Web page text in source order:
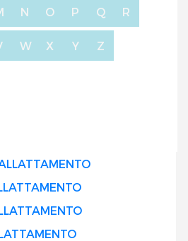
N O P Q R
W X Y Z